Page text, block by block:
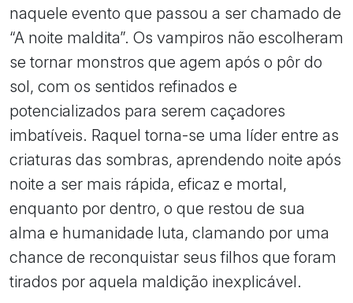
naquele evento que passou a ser chamado de
“A noite maldita”. Os vampiros não escolheram
se tornar monstros que agem após o pôr do
sol, com os sentidos refinados e
potencializados para serem caçadores
imbatíveis. Raquel torna-se uma líder entre as
criaturas das sombras, aprendendo noite após
noite a ser mais rápida, eficaz e mortal,
enquanto por dentro, o que restou de sua
alma e humanidade luta, clamando por uma
chance de reconquistar seus filhos que foram
tirados por aquela maldição inexplicável.